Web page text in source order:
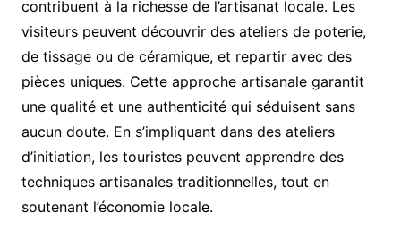
contribuent à la richesse de l’artisanat locale. Les
visiteurs peuvent découvrir des ateliers de poterie,
de tissage ou de céramique, et repartir avec des
pièces uniques. Cette approche artisanale garantit
une qualité et une authenticité qui séduisent sans
aucun doute. En s’impliquant dans des ateliers
d’initiation, les touristes peuvent apprendre des
techniques artisanales traditionnelles, tout en
soutenant l’économie locale.